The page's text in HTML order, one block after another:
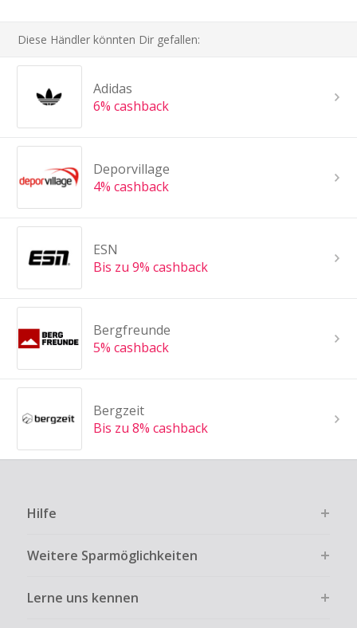
Diese Händler könnten Dir gefallen:
Adidas
6% cashback
Deporvillage
4% cashback
ESN
Bis zu 9% cashback
Bergfreunde
5% cashback
Bergzeit
Bis zu 8% cashback
Hilfe
Weitere Sparmöglichkeiten
Lerne uns kennen